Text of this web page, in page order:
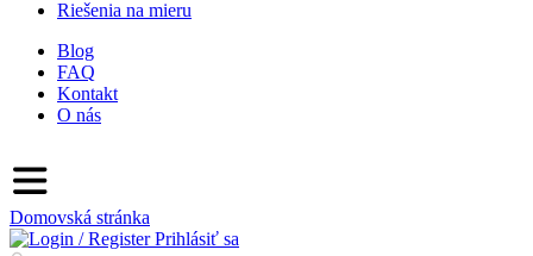
Riešenia na mieru
Blog
FAQ
Kontakt
O nás
Domovská stránka
Prihlásiť sa